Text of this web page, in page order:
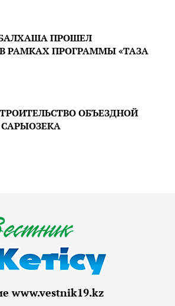
ПРОШЕЛ
РАМКАХ ПРОГРАММЫ «ТАЗА
ОБЪЕЗДНОЙ
www.vestnik19.kz